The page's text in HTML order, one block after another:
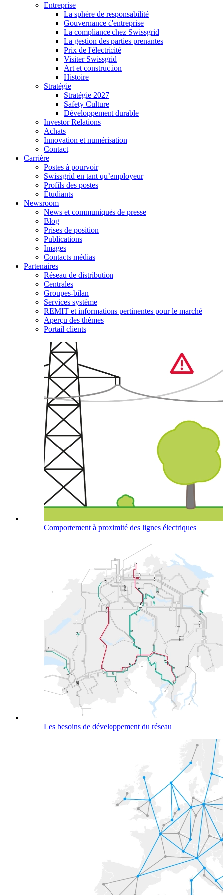
Entreprise
La sphère de responsabilité
Gouvernance d'entreprise
La compliance chez Swissgrid
La gestion des parties prenantes
Prix de l'électricité
Visiter Swissgrid
Art et construction
Histoire
Stratégie
Stratégie 2027
Safety Culture
Développement durable
Investor Relations
Achats
Innovation et numérisation
Contact
Carrière
Postes à pourvoir
Swissgrid en tant qu’employeur
Profils des postes
Étudiants
Newsroom
News et communiqués de presse
Blog
Prises de position
Publications
Images
Contacts médias
Partenaires
Réseau de distribution
Centrales
Groupes-bilan
Services système
REMIT et informations pertinentes pour le marché
Aperçu des thèmes
Portail clients
Comportement à proximité des lignes électriques
Les besoins de développement du réseau